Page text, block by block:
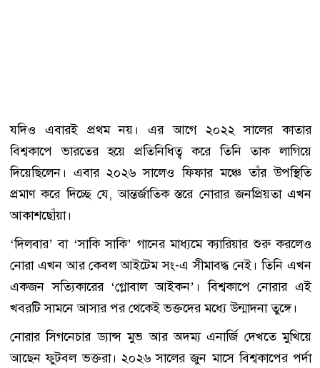
যদিও এবারই প্রথম নয়। এর আগে ২০২২ সালের কাতার
বিশ্বকাপে ভারতের হয়ে প্রতিনিধিত্ব করে তিনি তাক লাগিয়ে
দিয়েছিলেন। এবার ২০২৬ সালেও ফিফার মঞ্চে তাঁর উপস্থিতি
প্রমাণ করে দিচ্ছে যে, আন্তর্জাতিক স্তরে নোরার জনপ্রিয়তা এখন
আকাশছোঁয়া।
‘দিলবার’ বা ‘সাকি সাকি’ গানের মাধ্যমে ক্যারিয়ার শুরু করলেও
নোরা এখন আর কেবল আইটেম সং-এ সীমাবদ্ধ নেই। তিনি এখন
একজন সত্যিকারের ‘গ্লোবাল আইকন’। বিশ্বকাপে নোরার এই
খবরটি সামনে আসার পর থেকেই ভক্তদের মধ্যে উন্মাদনা তুঙ্গে।
নোরার সিগনেচার ড্যান্স মুভ আর অদম্য এনার্জি দেখতে মুখিয়ে
আছেন ফুটবল ভক্তরা। ২০২৬ সালের জুন মাসে বিশ্বকাপের পর্দা